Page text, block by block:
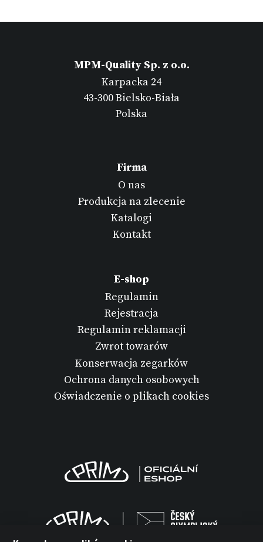
MPM-Quality Sp. z o.o.
Karpacka 24
43-300 Bielsko-Biała
Polska
Firma
O nas
Produkcja na zlecenie
Katalogi
Kontakt
E-shop
Regulamin
Rejestracja
Regulamin reklamacji
Zwrot towarów
Konserwacja zegarków
Ochrona danych osobowych
Oświadczenie o plikach cookies